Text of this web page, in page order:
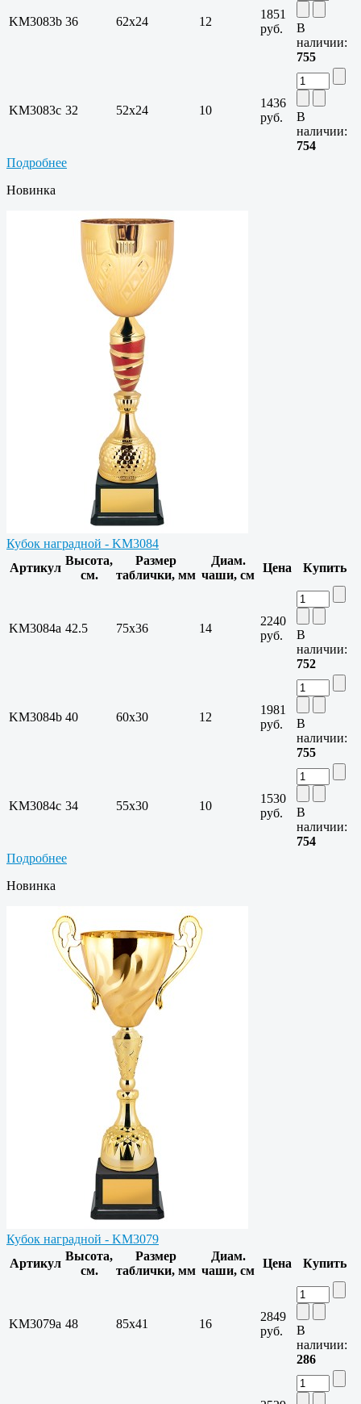
KM3083b 36 62х24 12
1851
руб.
В
наличии:
755
KM3083c 32 52х24 10
1436
руб.
В
наличии:
754
Подробнее
Новинка
Кубок наградной - KM3084
Артикул
Высота,
см.
Размер
таблички, мм
Диам.
чаши, см
Цена Купить
KM3084a 42.5 75х36 14
2240
руб.
В
наличии:
752
KM3084b 40 60х30 12
1981
руб.
В
наличии:
755
KM3084c 34 55х30 10
1530
руб.
В
наличии:
754
Подробнее
Новинка
Кубок наградной - KM3079
Артикул
Высота,
см.
Размер
таблички, мм
Диам.
чаши, см
Цена Купить
KM3079a 48 85х41 16
2849
руб.
В
наличии:
286